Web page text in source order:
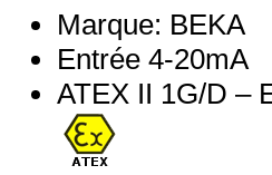
Marque: BEKA
Entrée 4-20mA
ATEX II 1G/D –